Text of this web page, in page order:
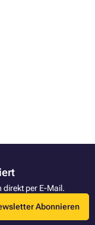
direkt per E-Mail.
Abonnieren